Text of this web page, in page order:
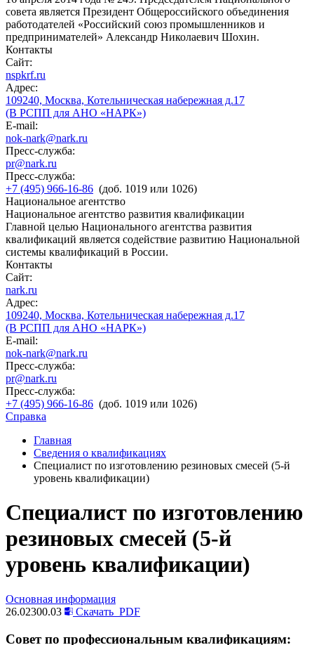
совета является Президент Общероссийского объединения
работодателей «Российский союз промышленников и
предпринимателей» Александр Николаевич Шохин.
Контакты
Сайт:
nspkrf.ru
Адрес:
109240, Москва, Котельническая набережная д.17
(В РСПП для АНО «НАРК»)
E-mail:
nok-nark@nark.ru
Пресс-служба:
pr@nark.ru
Пресс-служба:
+7 (495) 966-16-86 (доб. 1019 или 1026)
Национальное агентство
Национальное агентство развития квалификации
Главной целью Национального агентства развития
квалификаций является содействие развитию Национальной
системы квалификаций в России.
Контакты
Сайт:
nark.ru
Адрес:
109240, Москва, Котельническая набережная д.17
(В РСПП для АНО «НАРК»)
E-mail:
nok-nark@nark.ru
Пресс-служба:
pr@nark.ru
Пресс-служба:
+7 (495) 966-16-86 (доб. 1019 или 1026)
Справка
Главная
Сведения о квалификациях
Специалист по изготовлению резиновых смесей (5-й
уровень квалификации)
Специалист по изготовлению
резиновых смесей (5-й
уровень квалификации)
Основная информация
26.02300.03
Скачать PDF
Совет по профессиональным квалификациям: